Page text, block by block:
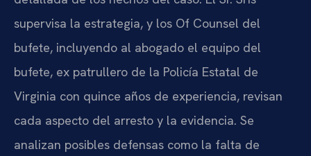
supervisa la estrategia, y los Of Counsel del
bufete, incluyendo al abogado el equipo del
bufete, ex patrullero de la Policía Estatal de
Virginia con quince años de experiencia, revisan
cada aspecto del arresto y la evidencia. Se
analizan posibles defensas como la falta de